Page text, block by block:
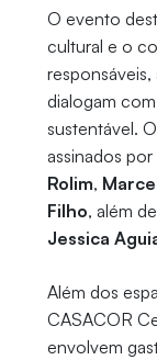
O evento
cultural e o
dialogam
sustentável.
assinados
Rolim,
Filho, além
Jessica
Além dos
CASACOR
envolvem